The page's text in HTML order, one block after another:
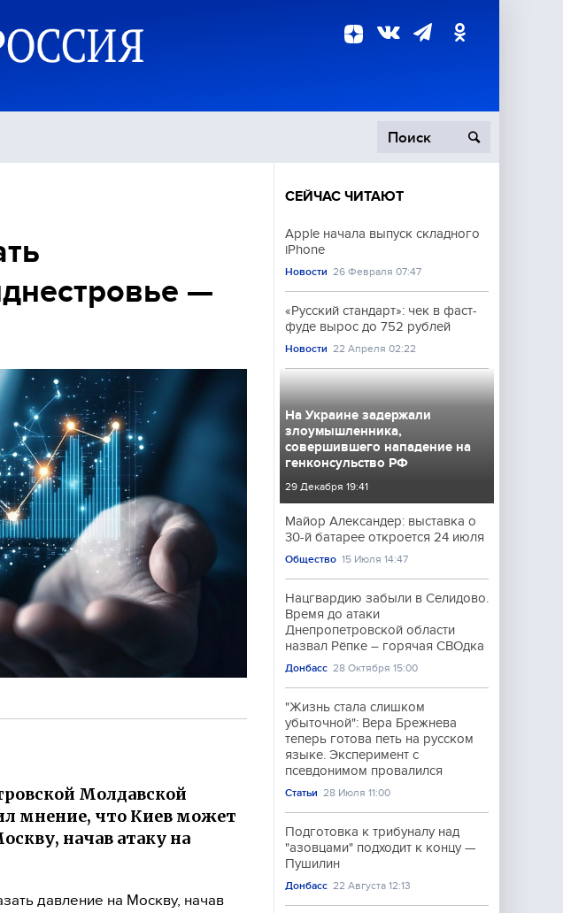
Происшествия
—
Молдавской
мнение, что Киев может
начав атаку на
давление на Москву, начав
СЕЙЧАС ЧИТАЮТ
Apple начала выпуск складного
iPhone
Новости 26 Февраля 07:47
«Русский стандарт»: чек в фаст-
фуде вырос до 752 рублей
Новости 22 Апреля 02:22
На Украине задержали
злоумышленника,
совершившего нападение на
генконсульство РФ
29 Декабря 19:41
Майор Александер: выставка о
30-й батарее откроется 24 июля
Общество 15 Июля 14:47
Нацгвардию забыли в Селидово.
Время до атаки
Днепропетровской области
назвал Рёпке – горячая СВОдка
Донбасс 28 Октября 15:00
"Жизнь стала слишком
убыточной": Вера Брежнева
теперь готова петь на русском
языке. Эксперимент с
псевдонимом провалился
Статьи 28 Июля 11:00
Подготовка к трибуналу над
"азовцами" подходит к концу —
Пушилин
Донбасс 22 Августа 12:13